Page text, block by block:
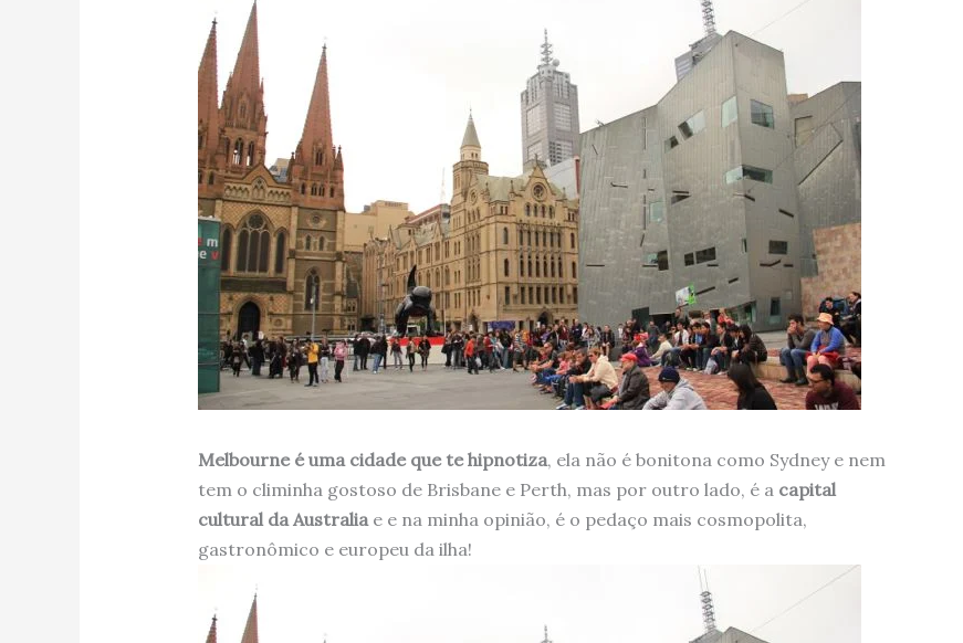
Melbourne é uma cidade que te hipnotiza, ela não é bonitona como Sydney e nem
tem o climinha gostoso de Brisbane e Perth, mas por outro lado, é a capital
cultural da Australiae e na minha opinião, é o pedaço mais cosmopolita,
gastronômico e europeu da ilha!